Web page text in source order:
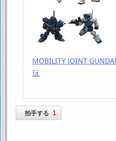
MOBILITY JOINT
玩
拍手する 1